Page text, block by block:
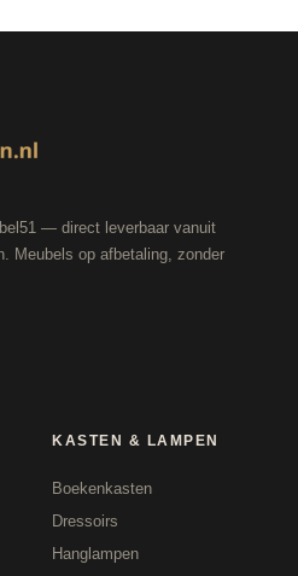
— direct leverbaar vanuit
Meubels op afbetaling, zonder
KASTEN & LAMPEN
Boekenkasten
Dressoirs
Hanglampen